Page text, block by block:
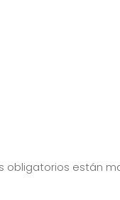
obligatorios están